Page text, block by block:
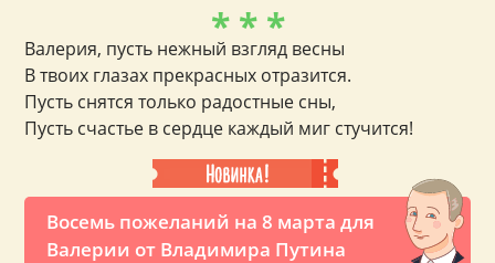
Восемь пожеланий на 8 марта для
Валерии от Владимира Путина
* * *
Валерия, пусть нежный взгляд весны
В твоих глазах прекрасных отразится.
Пусть снятся только радостные сны,
Пусть счастье в сердце каждый миг стучится!